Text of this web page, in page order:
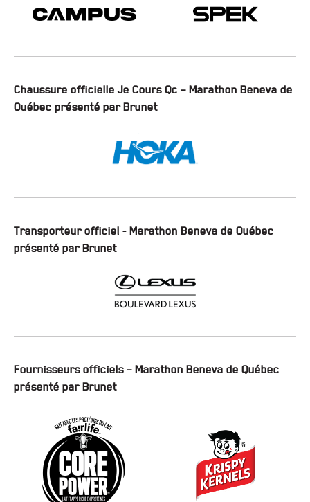
Chaussure officielle Je Cours Qc – Marathon Beneva de
Québec présenté par Brunet
Transporteur officiel - Marathon Beneva de Québec
présenté par Brunet
Fournisseurs officiels – Marathon Beneva de Québec
présenté par Brunet